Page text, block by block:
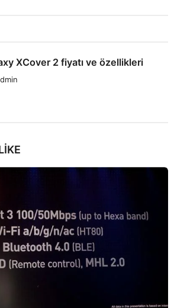
XCover 2 fiyatı ve özellikleri